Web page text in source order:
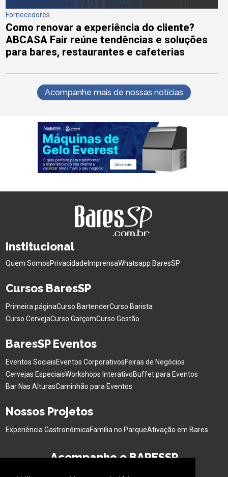
Fornecedores
Como renovar a experiência do cliente?
ABCASA Fair reúne tendências e soluções
para bares, restaurantes e cafeterias
Acompanhe mais de nossas notícias
Institucional
Quem SomosPrivacidade ImprensaWhatsapp BaresSP
Cursos BaresSP
Primeira páginaCurso BartenderCurso Barista
Curso CervejaCurso GarçomCurso Gestão
BaresSP Eventos
Eventos SociaisEventos CorporativosFeiras de Negócios
Cervejas EspeciaisWorkshops InterativoBuffet para Eventos
Bar Nas AlturasCaminhão para Eventos
Nossos Projetos
Experiência GastronômicaFamília no ParqueAtivação em Bares
Acompanhe o BARESSP